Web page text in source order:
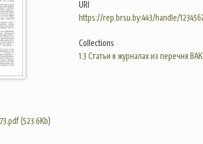
(523.6Kb)
URI
https://rep.brsu.by:443/handle/
Collections
1.3 Статьи в журналах из перечня ВАК